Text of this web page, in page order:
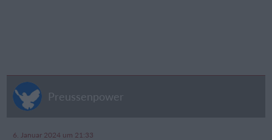
Preussenpower
6. Januar 2024 um 21:33